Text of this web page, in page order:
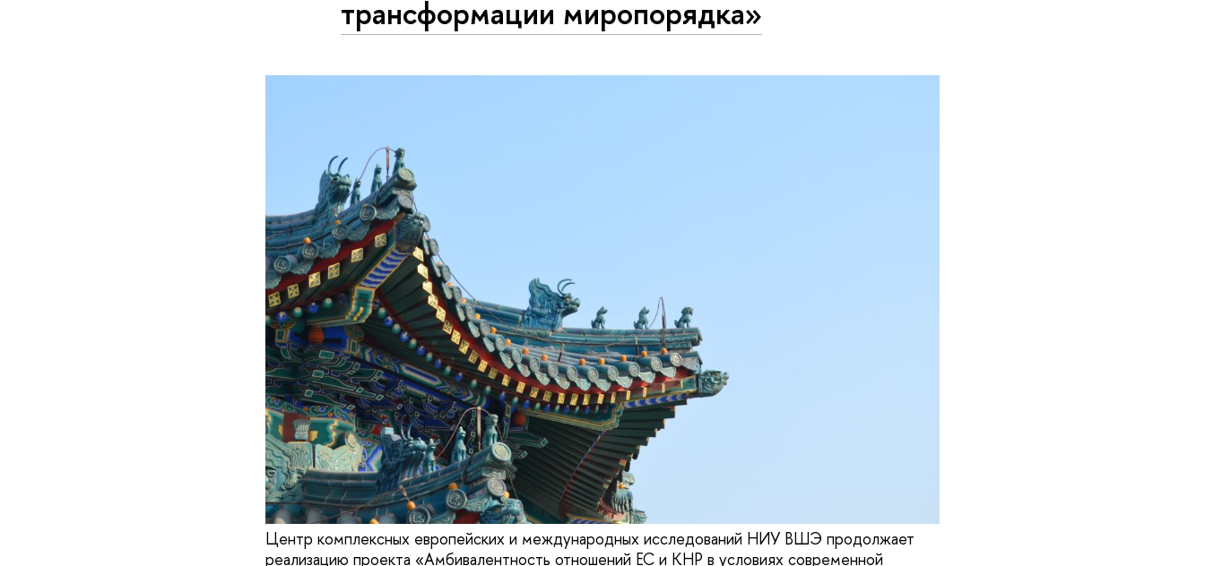
трансформации миропорядка»
Центр комплексных европейских и международных исследований НИУ ВШЭ продолжает
реализацию проекта «Амбивалентность отношений ЕС и КНР в условиях современной